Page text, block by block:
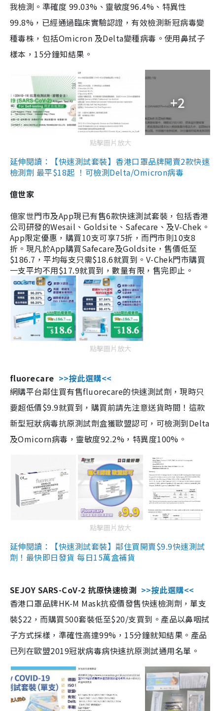
我檢測。準確度 99.03%、靈敏度96.4%、特異性
99.8%，已經通過臨床實驗認證，有效檢測新冠病毒變
種毒株，包括Omicron 及Delta變種病毒。使用鼻拭子
樣本，15分鐘知結果。
+2
點擊圖片放大
延伸閱讀：【快速測試套裝】香港口罩品牌開賣2款快速
檢測劑 最平$18起 ！可檢測Delta/Omicron病毒
億世家
億家世門市及App現已有售6款快速測試套裝，包括香港
公司研發的Wesail、Goldsite、Safecare、及V-Chek。
App限定優惠，購買10支可享75折，而門市則10支8
折。現凡於App購買Safecare及Goldsite，售價低至
$186.7，平均每支只需$18.6就買到。V-Chek門市購買
一支平均不用$17.9就買到，數量有限，售完即止。
點擊圖片放大
fluorecare >>按此選購<<
網購平台鄰住買有售fluorecare的快速測試劑，現時只
要超低價$9.9就買到，購買前請先注意送貨時間！這款
新型冠狀病毒抗原測試劑盒獲歐盟認可，可檢測到Delta
及Omicorn病毒，靈敏度92.2%，特異度100%。
點擊圖片放大
延伸閱讀：【快速測試套裝】鄰住買開賣$9.9快速測試
劑！最快即日發貨 每日15萬盒補貨
SEJOY SARS-CoV-2 抗原快速檢測 >>按此選購<<
香港口罩品牌HK-M Mask抗疫價發售快速檢測劑，單支
裝$22，而購買500套裝低至$20/支買到。產品以鼻咽拭
子方式採樣，準確性高達99%，15分鐘就知結果。產品
已列在歐盟2019冠狀病毒病快速抗原測試通用名單。